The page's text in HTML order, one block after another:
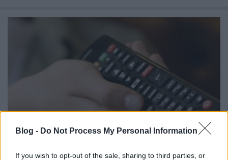
Blog - Do Not Process My Personal Information
If you wish to opt-out of the sale, sharing to third parties, or